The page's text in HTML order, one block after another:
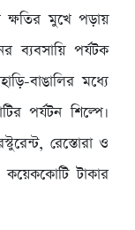
ক্ষতির মুখে পড়ায়
ব্যবসায়ি পর্যটক
বাঙালির মধ্যে
পর্যটন শিল্পে।
রেস্তোরা ও
কয়েককোটি টাকার